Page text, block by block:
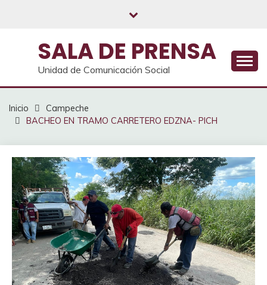
SALA DE PRENSA
Unidad de Comunicación Social
Inicio
Campeche
BACHEO EN TRAMO CARRETERO EDZNA- PICH